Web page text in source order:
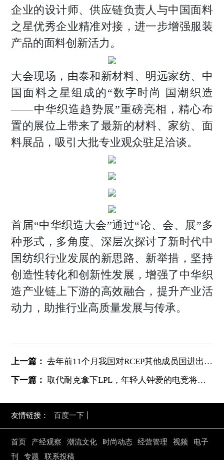
企业的设计师、供应链负责人与中国面料
之星优秀企业精准对接，进一步增强服装
产品的面料创新活力。
大会现场，由泰和新材料、明远家纺、中
国面料之星组成的“数字时尚 国潮织造
——中华织造趋势展”重磅亮相，精心布
置的展位上带来了最新的材料、家纺、面
料展品，吸引大批专业观众驻足洽谈。
首届“中华织造大会”通过“论、会、展”多
种形式，多角度、深层次探讨了新时代中
国纺织行业发展的新思路、新举措，坚持
创造性转化和创新性发展，增强了中华织
造产业链上下游的高效融合，提升产业活
动力，助推行业高质量发展与传承。
上一篇： 去年前11个月我国对RCEP其他成员国进出口近11万亿元
下一篇： 取代耐克拿下LPL，年轻人钟爱的电竞将给本土运动品牌带来什么
友情链接： 百度一下
首页 产经观察 潮流文化 时尚动态 经营管理 视频
电子
刊
专题 联系投稿